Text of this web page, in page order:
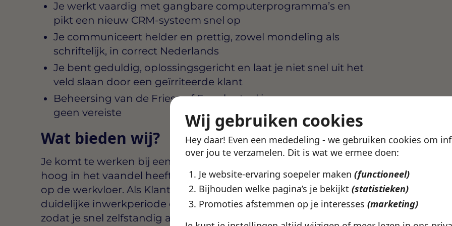
Wij gebruiken cookies
Hey daar! Even een mededeling - we gebruiken cookies om
over jou te verzamelen. Dit is wat we ermee doen:
Je website-ervaring soepeler maken (functioneel)
Bijhouden welke pagina’s je bekijkt (statistieken)
Promoties afstemmen op je interesses (marketing)
Je werkt vaardig met gangbare computerprogramma’s en
pikt een nieuw CRM-systeem snel op
Je communiceert helder en prettig, zowel mondeling als
schriftelijk, in correct Nederlands
Je bent geduldig, oplossingsgericht en laat je niet snel uit het
veld slaan door een geïrriteerde klant
Beheersing van de Friese of Engelse taal is een pre, maar
geen vereiste
Wat bieden wij?
Je komt te werken bij een organisatie die klanttevredenheid
hoog in het vaandel heeft staan en die investeert in de mensen
op de werkvloer. Als Klantenservice Medewerker krijg je een
duidelijke inwerkperiode en begeleiding van ervaren collega’s,
zodat je snel zelfstandig aan de slag kunt.